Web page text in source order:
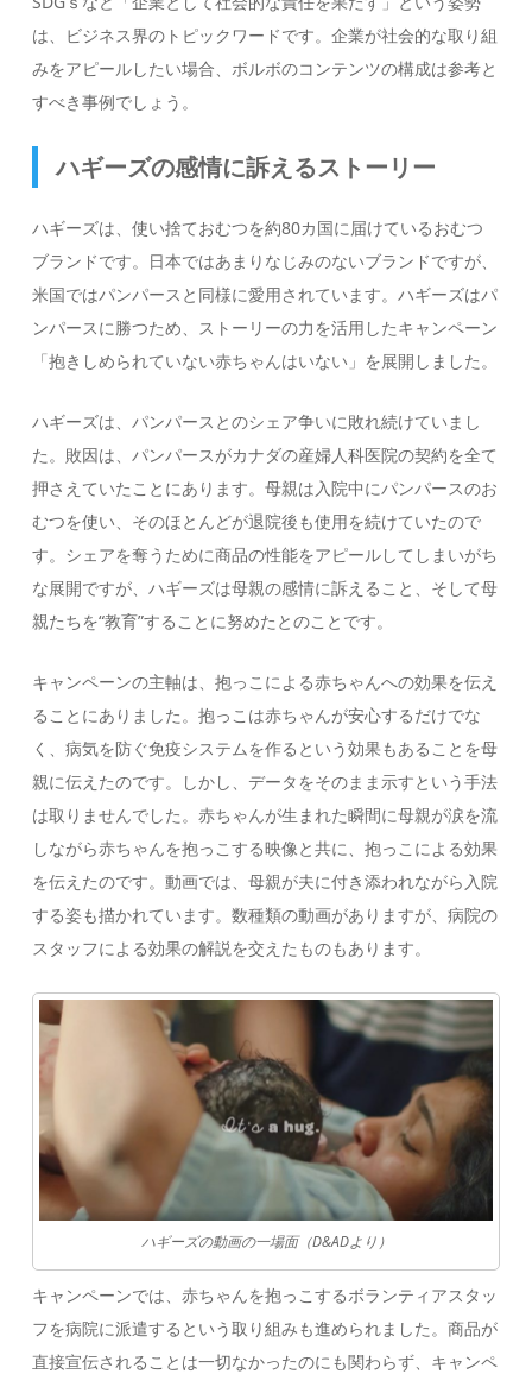
は、ビジネス界のトピックワードです。企業が社会的な取り組
みをアピールしたい場合、ボルボのコンテンツの構成は参考と
すべき事例でしょう。
ハギーズの感情に訴えるストーリー
ハギーズは、使い捨ておむつを約80カ国に届けているおむつ
ブランドです。日本ではあまりなじみのないブランドですが、
米国ではパンパースと同様に愛用されています。ハギーズはパ
ンパースに勝つため、ストーリーの力を活用したキャンペーン
「抱きしめられていない赤ちゃんはいない」を展開しました。
ハギーズは、パンパースとのシェア争いに敗れ続けていまし
た。敗因は、パンパースがカナダの産婦人科医院の契約を全て
押さえていたことにあります。母親は入院中にパンパースのお
むつを使い、そのほとんどが退院後も使用を続けていたので
す。シェアを奪うために商品の性能をアピールしてしまいがち
な展開ですが、ハギーズは母親の感情に訴えること、そして母
親たちを“教育”することに努めたとのことです。
キャンペーンの主軸は、抱っこによる赤ちゃんへの効果を伝え
ることにありました。抱っこは赤ちゃんが安心するだけでな
く、病気を防ぐ免疫システムを作るという効果もあることを母
親に伝えたのです。しかし、データをそのまま示すという手法
は取りませんでした。赤ちゃんが生まれた瞬間に母親が涙を流
しながら赤ちゃんを抱っこする映像と共に、抱っこによる効果
を伝えたのです。動画では、母親が夫に付き添われながら入院
する姿も描かれています。数種類の動画がありますが、病院の
スタッフによる効果の解説を交えたものもあります。
ハギーズの動画の一場面（D&ADより）
キャンペーンでは、赤ちゃんを抱っこするボランティアスタッ
フを病院に派遣するという取り組みも進められました。商品が
直接宣伝されることは一切なかったのにも関わらず、キャンペ